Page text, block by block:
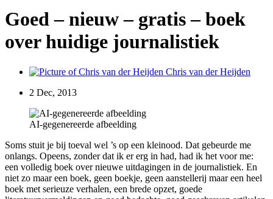
Goed – nieuw – gratis – boek
over huidige journalistiek
Chris van der Heijden
2 Dec, 2013
AI-gegenereerde afbeelding
Soms stuit je bij toeval wel ’s op een kleinood. Dat gebeurde me
onlangs. Opeens, zonder dat ik er erg in had, had ik het voor me:
een volledig boek over nieuwe uitdagingen in de journalistiek. En
niet zo maar een boek, geen boekje, geen aanstellerij maar een heel
boek met serieuze verhalen, een brede opzet, goede